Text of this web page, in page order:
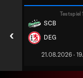
‹
Testspiel 1
SCB
DEG
21.08.2026 ·